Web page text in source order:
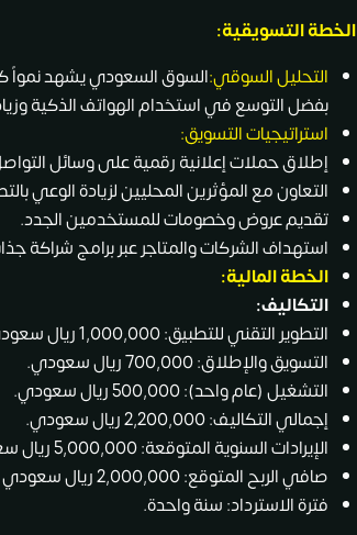
الخطة التسويقية:
التحليل السوقي:السوق السعودي يشهد نمواً
بفضل التوسع في استخدام الهواتف الذكية
استراتيجيات التسويق:
إطلاق حملات إعلانية رقمية على وسائل
التعاون مع المؤثرين المحليين لزيادة الوعي
تقديم عروض وخصومات للمستخدمين الجدد.
استهداف الشركات والمتاجر عبر برامج شراكة
الخطة المالية:
التكاليف:
التطوير التقني للتطبيق: 1,000,000 ريال سعودي.
التسويق والإطلاق: 700,000 ريال سعودي.
التشغيل (عام واحد): 500,000 ريال سعودي.
إجمالي التكاليف: 2,200,000 ريال سعودي.
الإيرادات السنوية المتوقعة: 5,000,000 ريال سعودي.
صافي الربح المتوقع: 2,000,000 ريال سعودي (40% من الإيرادات).
فترة الاسترداد: سنة واحدة.